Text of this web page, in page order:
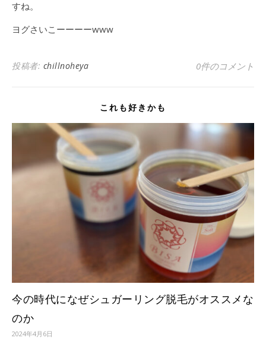
すね。
ヨグさいこーーーーwww
投稿者: chillnoheya 0件のコメント
これも好きかも
今の時代になぜシュガーリング脱毛がオススメな
のか
2024年4月6日